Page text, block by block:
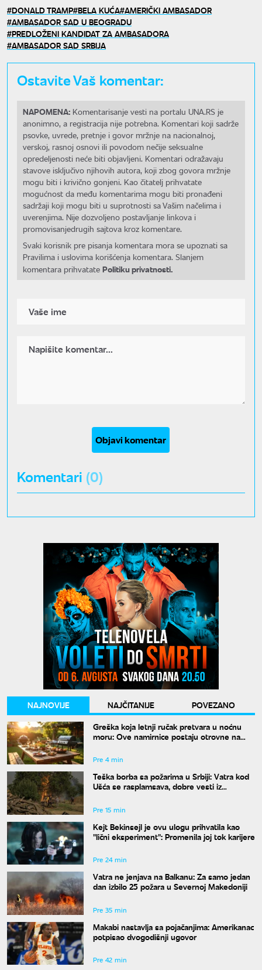
DONALD TRAMP BELA KUĆA AMERIČKI AMBASADOR
AMBASADOR SAD U BEOGRADU
PREDLOŽENI KANDIDAT ZA AMBASADORA
AMBASADOR SAD SRBIJA
Ostavite Vaš komentar:
NAPOMENA: Komentarisanje vesti na portalu UNA.RS je
anonimno, a registracija nije potrebna. Komentari koji sadrže
psovke, uvrede, pretnje i govor mržnje na nacionalnoj,
verskoj, rasnoj osnovi ili povodom nečije seksualne
opredeljenosti neće biti objavljeni. Komentari odražavaju
stavove isključivo njihovih autora, koji zbog govora mržnje
mogu biti i krivično gonjeni. Kao čitatelj prihvatate
mogućnost da među komentarima mogu biti pronađeni
sadržaji koji mogu biti u suprotnosti sa Vašim načelima i
uverenjima. Nije dozvoljeno postavljanje linkova i
promovisanjedrugih sajtova kroz komentare.
Svaki korisnik pre pisanja komentara mora se upoznati sa
Pravilima i uslovima korišćenja komentara. Slanjem
komentara prihvatate Politiku privatnosti.
Objavi komentar
Komentari (0)
NAJNOVIJE NAJČITANIJE
POVEZANO
Greška koja letnji ručak pretvara u noćnu
moru: Ove namirnice postaju otrovne na
Pre 4 min
Teška borba sa požarima u Srbiji: Vatra kod
Ušća se rasplamsava, dobre vesti iz
Pre 15 min
Kejt Bekinsejl je ovu ulogu prihvatila kao
"lični eksperiment": Promenila joj tok karijere
Pre 24 min
Vatra ne jenjava na Balkanu: Za samo jedan
dan izbilo 25 požara u Severnoj Makedoniji
Pre 35 min
Makabi nastavlja sa pojačanjima: Amerikanac
potpisao dvogodišnji ugovor
Pre 42 min